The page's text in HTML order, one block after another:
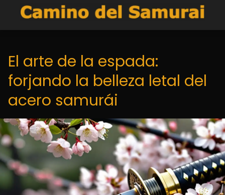
El arte de la espada:
forjando la belleza letal del
acero samurái